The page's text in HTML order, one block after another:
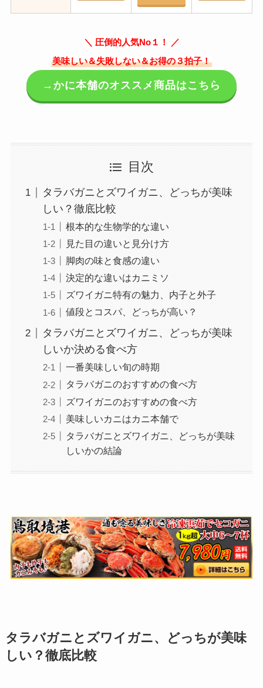
＼ 圧倒的人気No１！ ／
美味しい＆失敗しない＆お得の３拍子！
→かに本舗のオススメ商品はこちら
目次
タラバガニとズワイガニ、どっちが美味
しい？徹底比較
根本的な生物学的な違い
見た目の違いと見分け方
脚肉の味と食感の違い
決定的な違いはカニミソ
ズワイガニ特有の魅力、内子と外子
値段とコスパ、どっちが高い？
タラバガニとズワイガニ、どっちが美味
しいか決める食べ方
一番美味しい旬の時期
タラバガニのおすすめの食べ方
ズワイガニのおすすめの食べ方
美味しいカニはカニ本舗で
タラバガニとズワイガニ、どっちが美味
しいかの結論
タラバガニとズワイガニ、どっちが美味
しい？徹底比較